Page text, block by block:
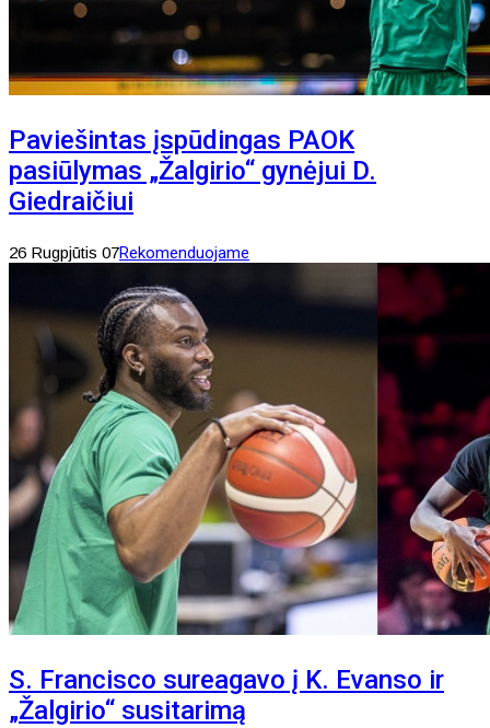
Paviešintas įspūdingas PAOK
pasiūlymas „Žalgirio“ gynėjui D.
Giedraičiui
26 Rugpjūtis 07Rekomenduojame
S. Francisco sureagavo į K. Evanso ir
„Žalgirio“ susitarimą